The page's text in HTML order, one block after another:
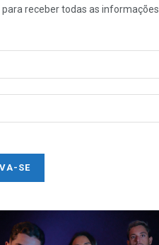
para receber todas as informações